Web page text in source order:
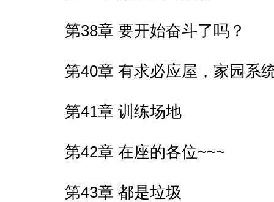
第38章 要开始奋斗了吗？
第40章 有求必应屋，家园系
第41章 训练场地
第42章 在座的各位~~~
第43章 都是垃圾